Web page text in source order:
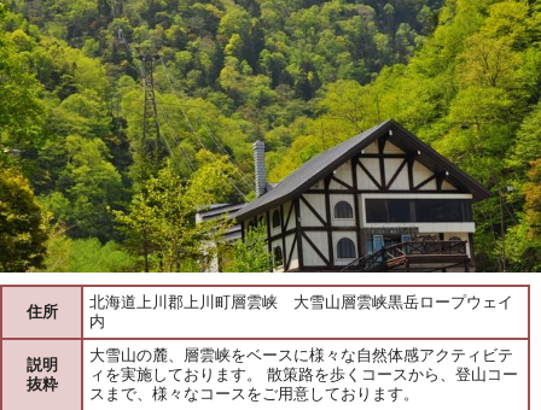
住所
北海道上川郡上川町層雲峡 大雪山層雲峡黒岳ロープウェイ
内
説明
抜粋
大雪山の麓、層雲峡をベースに様々な自然体感アクティビテ
ィを実施しております。 散策路を歩くコースから、登山コー
スまで、様々なコースをご用意しております。